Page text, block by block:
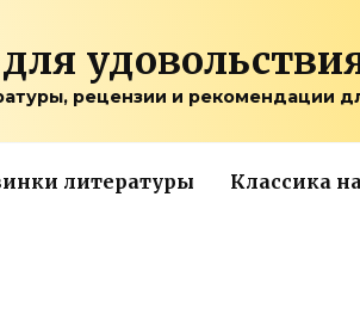
рецензии и рекомендации
литературы Классика